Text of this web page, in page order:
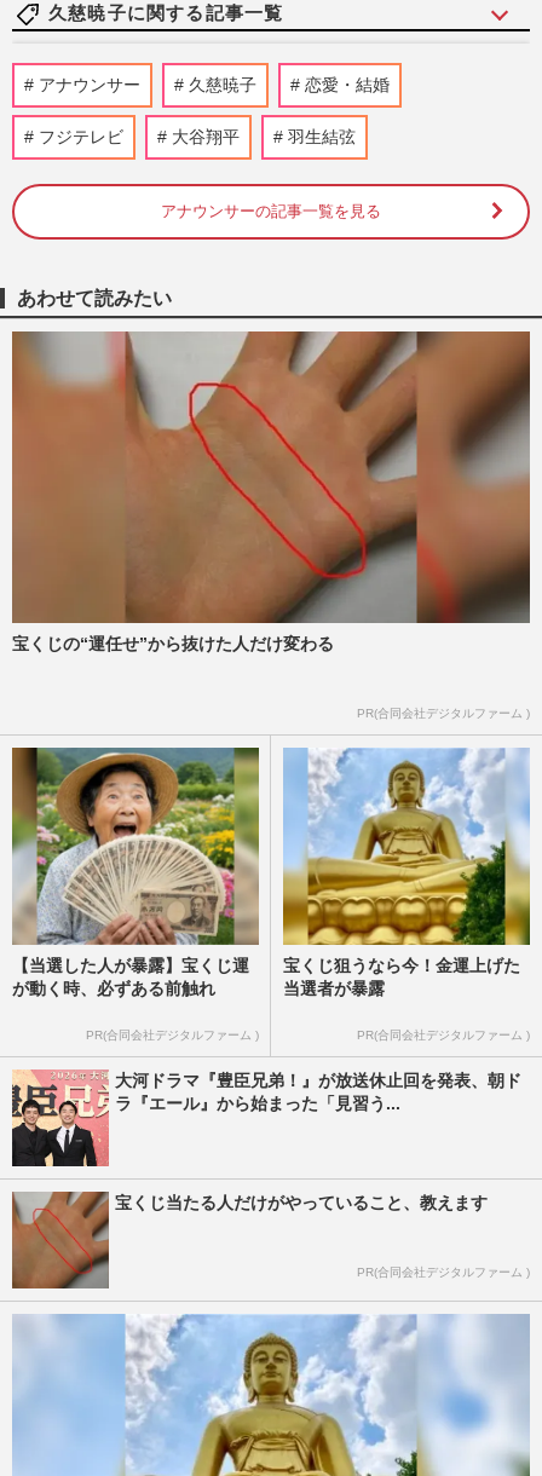
久慈暁子に関する記事一覧
元フジテレビ・久慈暁子アナの元カレ、ヤ
クルト・原樹理投手が極秘婚か、気にな
る“相手”と球団の回答
週刊女性PRIME
元フジテレビ・久慈暁子が投稿した“スリ
ーショット”に「何このドヤ顔」「大谷は
週刊女性PRIME
元フジテレビ・久慈暁子がアップした“観
光写真”に「本当に目立ちたがり屋」「う
んざりする投稿」ブーイン…
週刊女性PRIME 2024/8/12
元フジテレビ・久慈暁子、有名女優たちが
所属する事務所に“出戻り”で「宇垣美里の
女優路線」を狙う可能性
2022/5/10
上野樹里、桐谷美玲、桝太一…芸能人の
アナウンサー 久慈暁子 恋愛・結婚
フジテレビ 大谷翔平 羽生結弦
アナウンサーの記事一覧を見る
あわせて読みたい
宝くじの“運任せ”から抜けた人だけ変わる
PR(合同会社デジタルファーム )
【当選した人が暴露】宝くじ運
が動く時、必ずある前触れ
PR(合同会社デジタルファーム )
宝くじ狙うなら今！金運上げた
当選者が暴露
PR(合同会社デジタルファーム )
大河ドラマ『豊臣兄弟！』が放送休止回を発表、朝ド
ラ『エール』から始まった「見習う...
宝くじ当たる人だけがやっていること、教えます
PR(合同会社デジタルファーム )